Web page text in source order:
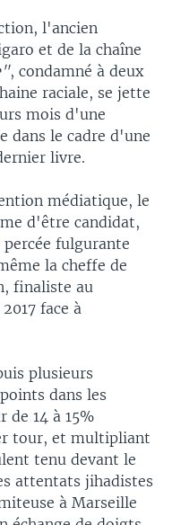
l'ancien
et de la chaîne
, condamné à deux
raciale, se jette
mois d'une
dans le cadre d'une
livre.
médiatique, le
d'être candidat,
fulgurante
la cheffe de
finaliste au
face à
plusieurs
dans les
de 14 à 15%
tour, et multipliant
tenu devant le
attentats jihadistes
à Marseille